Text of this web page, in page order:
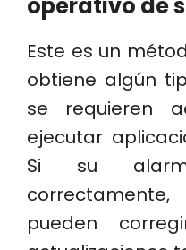
Este es un
obtiene algún
se requieren
ejecutar
Si su
correctamente,
pueden